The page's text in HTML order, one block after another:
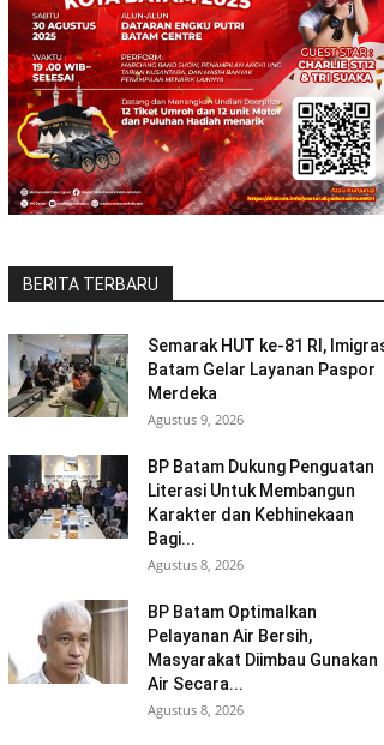
BERITA TERBARU
Semarak HUT ke-81 RI,
Batam Gelar Layanan Paspor
Merdeka
Agustus 9, 2026
BP Batam Dukung Penguatan
Literasi Untuk Membangun
Karakter dan Kebhinekaan
Bagi...
Agustus 8, 2026
BP Batam Optimalkan
Pelayanan Air Bersih,
Masyarakat Diimbau Gunakan
Air Secara...
Agustus 8, 2026